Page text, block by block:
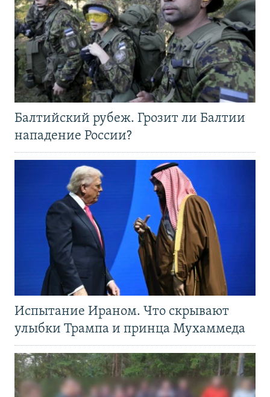
Балтийский рубеж. Грозит ли Балтии
нападение России?
Испытание Ираном. Что скрывают
улыбки Трампа и принца Мухаммеда